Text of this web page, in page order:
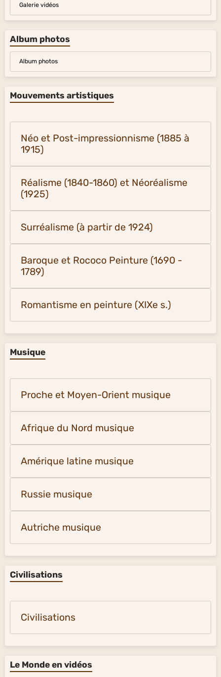
Galerie vidéos
Album photos
Album photos
Mouvements artistiques
Néo et Post-impressionnisme (1885 à
1915)
Réalisme (1840-1860) et Néoréalisme
(1925)
Surréalisme (à partir de 1924)
Baroque et Rococo Peinture (1690 -
1789)
Romantisme en peinture (XIXe s.)
Musique
Proche et Moyen-Orient musique
Afrique du Nord musique
Amérique latine musique
Russie musique
Autriche musique
Civilisations
Civilisations
Le Monde en vidéos